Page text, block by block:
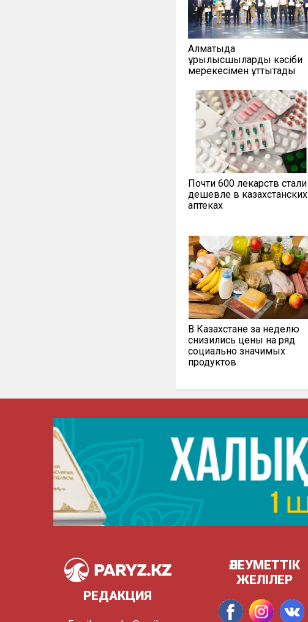
Алматыда
құрылысшыларды кәсіби
мерекесімен құттықтады
Почти 600 лекарств стали
дешевле в казахстанских
аптеках
В Казахстане за неделю
снизились цены на ряд
социально значимых
продуктов
РЕДАКЦИЯ
ӘЛЕУМЕТТІК
ЖЕЛІЛЕР